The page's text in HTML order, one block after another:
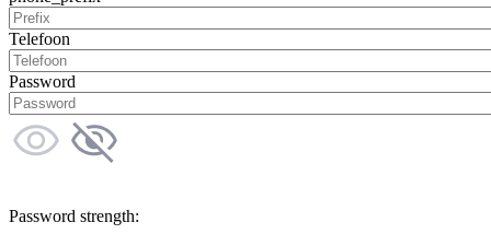
Telefoon
Password
Password strength: